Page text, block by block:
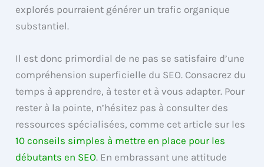
explorés pourraient générer un trafic organique
substantiel.
Il est donc primordial de ne pas se satisfaire d’une
compréhension superficielle du SEO. Consacrez du
temps à apprendre, à tester et à vous adapter. Pour
rester à la pointe, n’hésitez pas à consulter des
ressources spécialisées, comme cet article sur les
10 conseils simples à mettre en place pour les
débutants en SEO. En embrassant une attitude